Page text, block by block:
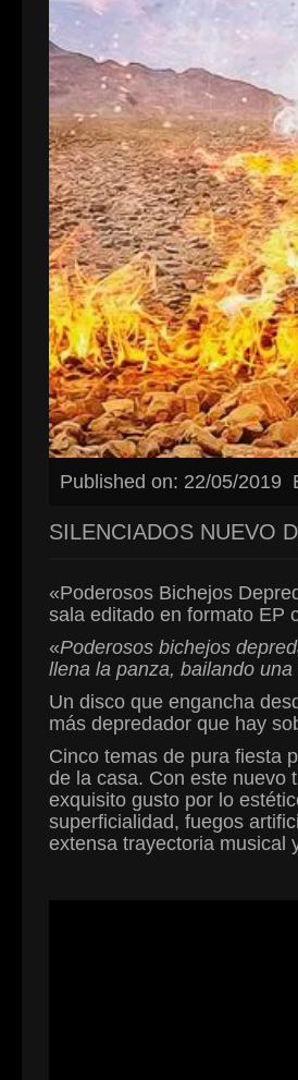
Published on: 22/05/2019
SILENCIADOS NUEVO
«Poderosos Bichejos
sala editado en formato EP
«Poderosos bichejos
llena la panza, bailando
Un disco que engancha
más depredador que hay
Cinco temas de pura fiesta
de la casa. Con este nuevo
exquisito gusto por lo
superficialidad, fuegos
extensa trayectoria musical